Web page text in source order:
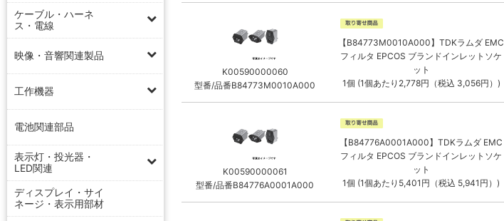
ケーブル・ハーネ
ス・電線
映像・音響関連製品
工作機器
電池関連部品
表示灯・投光器・
LED関連
ディスプレイ・サイ
ネージ・表示用部材
K00590000060
型番/品番B84773M0010A000
【B84773M0010A000】TDKラムダ EMC
フィルタ EPCOS ブランドインレットソケ
ット
1個 (1個あたり2,778円（税込 3,056円）)
K00590000061
型番/品番B84776A0001A000
【B84776A0001A000】TDKラムダ EMC
フィルタ EPCOS ブランドインレットソケ
ット
1個 (1個あたり5,401円（税込 5,941円）)